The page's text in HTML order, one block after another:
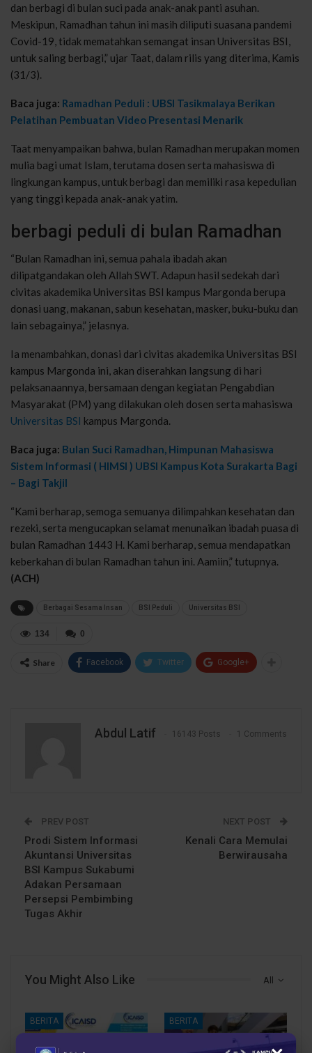
dan berbagi di bulan suci pada anak-anak panti asuhan.
Meskipun, Ramadhan tahun ini masih diliputi suasana pandemi
Covid-19, tidak mematahkan semangat insan Universitas BSI,
untuk saling berbagi,” ujar Taat, dalam rilis yang diterima, Kamis
(31/3).
Baca juga: Ramadhan Peduli : UBSI Tasikmalaya Berikan
Pelatihan Pembuatan Video Presentasi Menarik
Taat menyampaikan bahwa, bulan Ramadhan merupakan momen
mulia bagi umat Islam, terutama dosen serta mahasiswa di
lingkungan kampus, untuk berbagi dan memiliki rasa kepedulian
yang tinggi kepada anak-anak yatim.
berbagi peduli di bulan Ramadhan
“Bulan Ramadhan ini, semua pahala ibadah akan
dilipatgandakan oleh Allah SWT. Adapun hasil sedekah dari
civitas akademika Universitas BSI kampus Margonda berupa
donasi uang, makanan, sabun kesehatan, masker, buku-buku dan
lain sebagainya,” jelasnya.
Ia menambahkan, donasi dari civitas akademika Universitas BSI
kampus Margonda ini, akan diserahkan langsung di hari
pelaksanaannya, bersamaan dengan kegiatan Pengabdian
Masyarakat (PM) yang dilakukan oleh dosen serta mahasiswa
Universitas BSI kampus Margonda.
Baca juga: Bulan Suci Ramadhan, Himpunan Mahasiswa
Sistem Informasi ( HIMSI ) UBSI Kampus Kota Surakarta Bagi
– Bagi Takjil
“Kami berharap, semoga semuanya dilimpahkan kesehatan dan
rezeki, serta mengucapkan selamat menunaikan ibadah puasa di
bulan Ramadhan 1443 H. Kami berharap, semua mendapatkan
keberkahan di bulan Ramadhan tahun ini. Aamiin,” tutupnya.
(ACH)
Berbagai Sesama Insan BSI Peduli Universitas BSI
0
134
Share Facebook Twitter Google+
Abdul Latif 16143 Posts 1 Comments
PREV POST
Prodi Sistem Informasi
Akuntansi Universitas
BSI Kampus Sukabumi
Adakan Persamaan
Persepsi Pembimbing
Tugas Akhir
NEXT POST
Kenali Cara Memulai
Berwirausaha
All
You Might Also Like
BERITA BERITA